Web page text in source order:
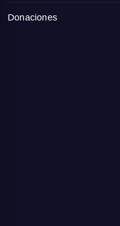
Donaciones